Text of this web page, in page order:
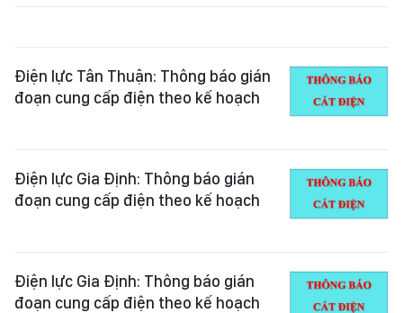
Điện lực Tân Thuận: Thông báo gián
đoạn cung cấp điện theo kế hoạch
Điện lực Gia Định: Thông báo gián
đoạn cung cấp điện theo kế hoạch
Điện lực Gia Định: Thông báo gián
đoạn cung cấp điện theo kế hoạch